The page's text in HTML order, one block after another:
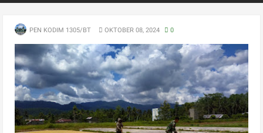
PEN KODIM 1305/BT OKTOBER 08, 2024 0